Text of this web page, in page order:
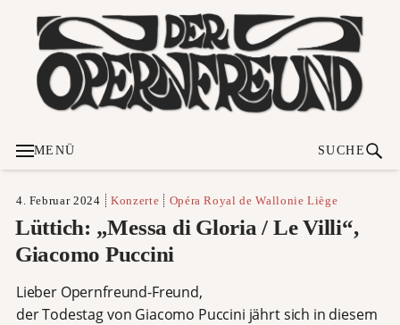
MENÜ SUCHE
4. Februar 2024 Konzerte Opéra Royal de Wallonie Liège
Lüttich: „Messa di Gloria / Le Villi“,
Giacomo Puccini
Lieber Opernfreund-Freund,
der Todestag von Giacomo Puccini jährt sich in diesem